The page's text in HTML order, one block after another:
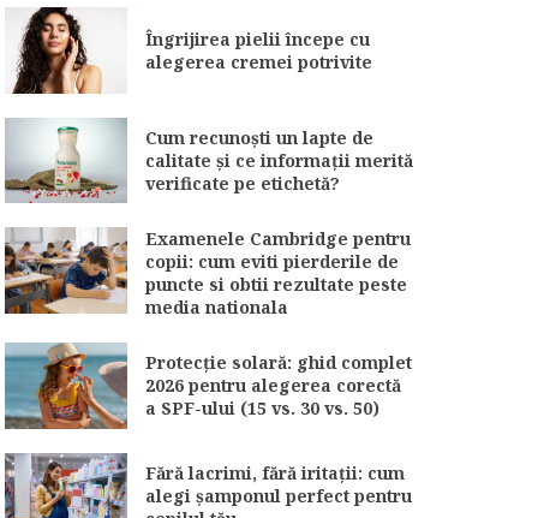
Îngrijirea pielii începe cu
alegerea cremei potrivite
Cum recunoști un lapte de
calitate și ce informații merită
verificate pe etichetă?
Examenele Cambridge pentru
copii: cum eviti pierderile de
puncte si obtii rezultate peste
media nationala
Protecție solară: ghid complet
2026 pentru alegerea corectă
a SPF-ului (15 vs. 30 vs. 50)
Fără lacrimi, fără iritații: cum
alegi șamponul perfect pentru